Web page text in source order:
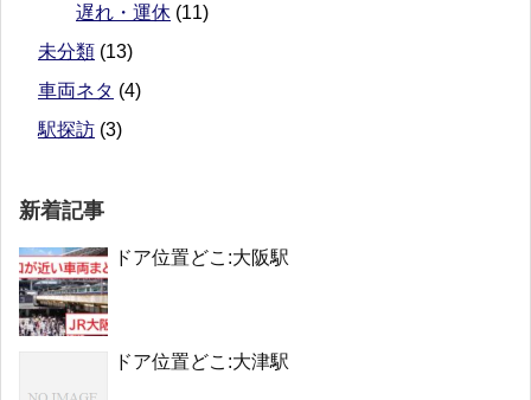
遅れ・運休 (11)
未分類 (13)
車両ネタ (4)
駅探訪 (3)
新着記事
ドア位置どこ:大阪駅
ドア位置どこ:大津駅